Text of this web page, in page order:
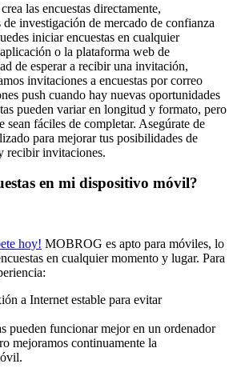
las encuestas directamente,
investigación de mercado de confianza
iniciar encuestas en cualquier
o la plataforma web de
de esperar a recibir una invitación,
invitaciones a encuestas por correo
push cuando hay nuevas oportunidades
pueden variar en longitud y formato, pero
sean fáciles de completar. Asegúrate de
para mejorar tus posibilidades de
recibir invitaciones.
en mi dispositivo móvil?
hoy! MOBROG es apto para móviles, lo
en cualquier momento y lugar. Para
a Internet estable para evitar
pueden funcionar mejor en un ordenador
mejoramos continuamente la